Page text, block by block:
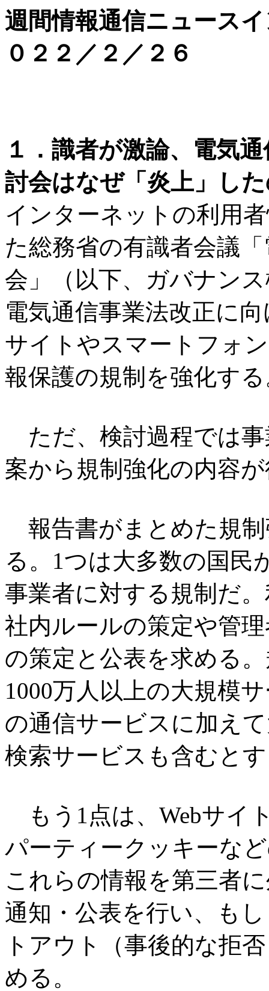
週間情報通信ニュース
０２２／２／２６
１．識者が激論、電気
討会はなぜ「炎上」し
インターネットの利用
た総務省の有識者会議
会」（以下、ガバナン
電気通信事業法改正に
サイトやスマートフォ
報保護の規制を強化す
ただ、検討過程では事
案から規制強化の内容
報告書がまとめた規
る。1つは大多数の国民
事業者に対する規制だ
社内ルールの策定や管
の策定と公表を求める
1000万人以上の大規模
の通信サービスに加え
検索サービスも含むと
もう1点は、Webサイ
パーティークッキーな
これらの情報を第三者
通知・公表を行い、も
トアウト（事後的な拒
める。